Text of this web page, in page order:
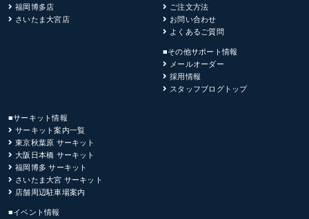
福岡博多店
さいたま大宮店
ご注文方法
お問い合わせ
よくあるご質問
■その他サポート情報
メールオーダー
採用情報
スタッフブログトップ
■サーキット情報
サーキット案内一覧
東京秋葉原 サーキット
大阪日本橋 サーキット
福岡博多 サーキット
さいたま大宮 サーキット
店舗周辺駐車場案内
■イベント情報